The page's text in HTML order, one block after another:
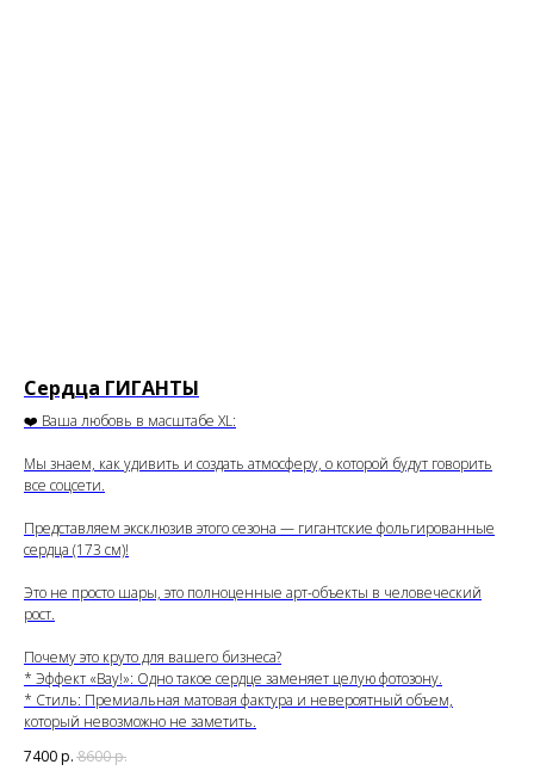
Сердца ГИГАНТЫ
❤️ Ваша любовь в масштабе XL:
Мы знаем, как удивить и создать атмосферу, о которой будут говорить
все соцсети.
Представляем эксклюзив этого сезона — гигантские фольгированные
сердца (173 см)!
Это не просто шары, это полноценные арт-объекты в человеческий
рост.
Почему это круто для вашего бизнеса?
* Эффект «Вау!»: Одно такое сердце заменяет целую фотозону.
* Стиль: Премиальная матовая фактура и невероятный объем,
который невозможно не заметить.
7400р. 8600р.